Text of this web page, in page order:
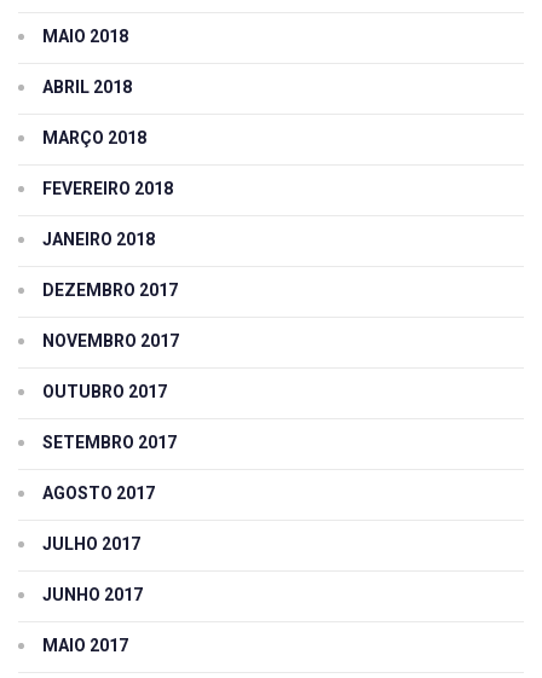
MAIO 2018
ABRIL 2018
MARÇO 2018
FEVEREIRO 2018
JANEIRO 2018
DEZEMBRO 2017
NOVEMBRO 2017
OUTUBRO 2017
SETEMBRO 2017
AGOSTO 2017
JULHO 2017
JUNHO 2017
MAIO 2017